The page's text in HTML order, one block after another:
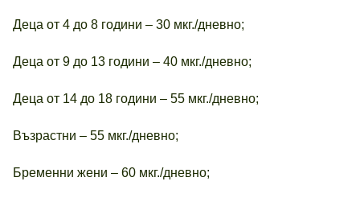
Деца от 4 до 8 години – 30 мкг./дневно;
Деца от 9 до 13 години – 40 мкг./дневно;
Деца от 14 до 18 години – 55 мкг./дневно;
Възрастни – 55 мкг./дневно;
Бременни жени – 60 мкг./дневно;